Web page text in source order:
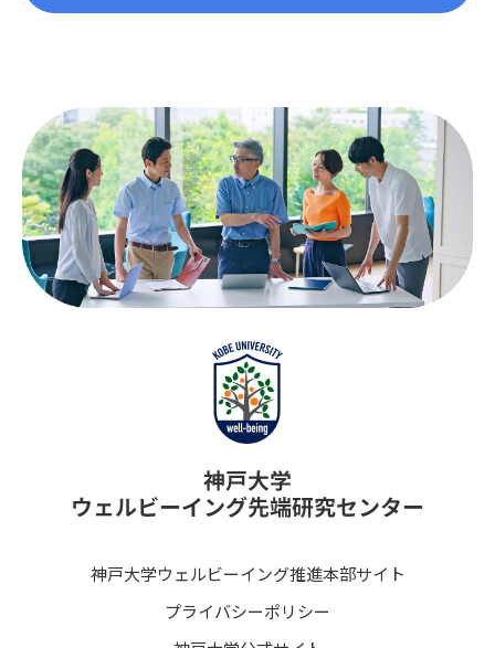
神戸大学ウェルビーイング推進本部サイト
プライバシーポリシー